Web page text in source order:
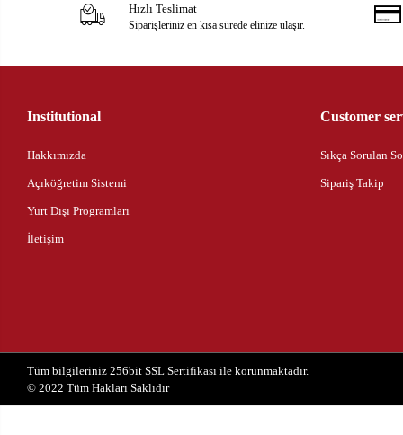
Hızlı Teslimat
Siparişleriniz en kısa sürede elinize ulaşır.
Institutional
Hakkımızda
Açıköğretim Sistemi
Yurt Dışı Programları
İletişim
Customer
Sıkça Sorulan
Sipariş Takip
Tüm bilgileriniz 256bit SSL Sertifikası ile korunmaktadır.
© 2022Tüm Hakları Saklıdır